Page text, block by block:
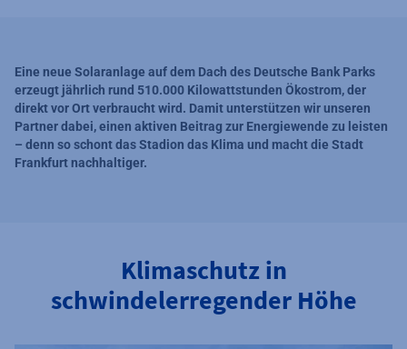
Eine neue Solaranlage auf dem Dach des Deutsche Bank Parks
erzeugt jährlich rund 510.000 Kilowattstunden Ökostrom, der
direkt vor Ort verbraucht wird. Damit unterstützen wir unseren
Partner dabei, einen aktiven Beitrag zur Energiewende zu leisten
– denn so schont das Stadion das Klima und macht die Stadt
Frankfurt nachhaltiger.
Klimaschutz in
schwindelerregender Höhe